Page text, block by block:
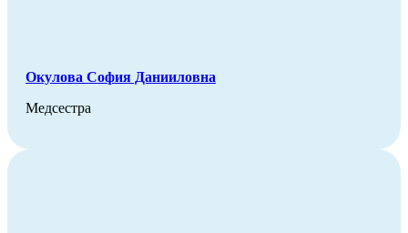
Окулова София Данииловна
Медсестра